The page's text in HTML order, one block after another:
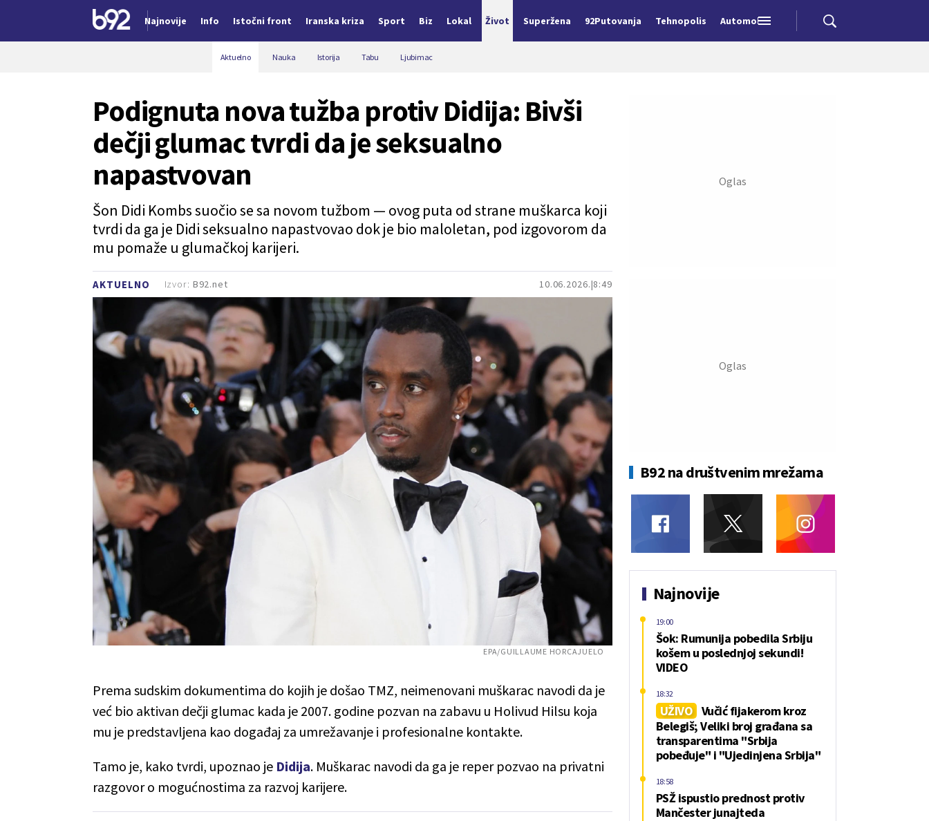
Najnovije Info Istočni front Iranska kriza Sport Biz Lokal Život Superžena 92Putovanja Tehnopolis Automobili
Aktuelno Nauka Istorija Tabu Ljubimac
AKTUELNO 10.06.2026. 8:49
Podignuta nova tužba protiv Didija: Bivši
dečji glumac tvrdi da je seksualno
napastvovan
Šon Didi Kombs suočio se sa novom tužbom — ovog puta od strane muškarca koji
tvrdi da ga je Didi seksualno napastvovao dok je bio maloletan, pod izgovorom da
mu pomaže u glumačkoj karijeri.
Izvor: B92.net
EPA/GUILLAUME HORCAJUELO
Prema sudskim dokumentima do kojih je došao TMZ, neimenovani muškarac navodi da je
već bio aktivan dečji glumac kada je 2007. godine pozvan na zabavu u Holivud Hilsu koja
mu je predstavljena kao događaj za umrežavanje i profesionalne kontakte.
Tamo je, kako tvrdi, upoznao je Didija. Muškarac navodi da ga je reper pozvao na privatni
razgovor o mogućnostima za razvoj karijere.
B92 na društvenim mrežama
Najnovije
Šok: Rumunija pobedila Srbiju
košem u poslednjoj sekundi!
VIDEO
19:00
UŽIVO Vučić fijakerom kroz
Belegiš; Veliki broj građana sa
transparentima "Srbija
pobeđuje" i "Ujedinjena Srbija"
18:32
PSŽ ispustio prednost protiv
Mančester junajteda
18:58